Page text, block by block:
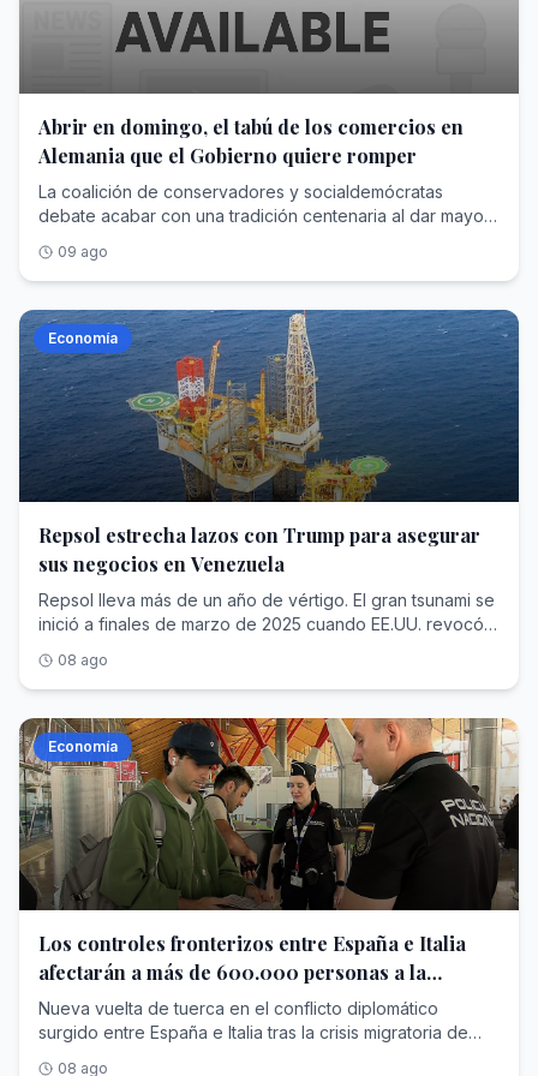
Abrir en domingo, el tabú de los comercios en
Alemania que el Gobierno quiere romper
La coalición de conservadores y socialdemócratas
debate acabar con una tradición centenaria al dar mayor
domingo. La mitad de la población lo respalda
09 ago
Economía
Repsol estrecha lazos con Trump para asegurar
sus negocios en Venezuela
Repsol lleva más de un año de vértigo. El gran tsunami se
inició a finales de marzo de 2025 cuando EE.UU. revocó
Venezuela. Posteriormente, la caída de Nicolás Maduro y
la recuperación de las licencias de explotación han
dejado a la compañía española con un objetivo muy
claro: conseguir la calma en el país caribeño –para
recuperar la deuda cuanto antes– y tener la mejor
relación posible con la Administración Trump. En este
marco, desde la compañía energética que dirige Josu
Jon Imaz sostienen que están siguiendo de cerca la
evolución política e institucional de Venezuela. Además,
según consta en la documentación remitida a la CNMV
tras la presentación de los resultados... <a
href="https://www.abc.es/economia/repsol-estrecha-
lazos-trump-acelerar-normalidad-negocio-
20260809011244-nt.html">Ver Más</a>
08 ago
Economía
Los controles fronterizos entre España e Italia
afectarán a más de 600.000 personas a la
semana
Nueva vuelta de tuerca en el conflicto diplomático
surgido entre España e Italia tras la crisis migratoria de
08 ago